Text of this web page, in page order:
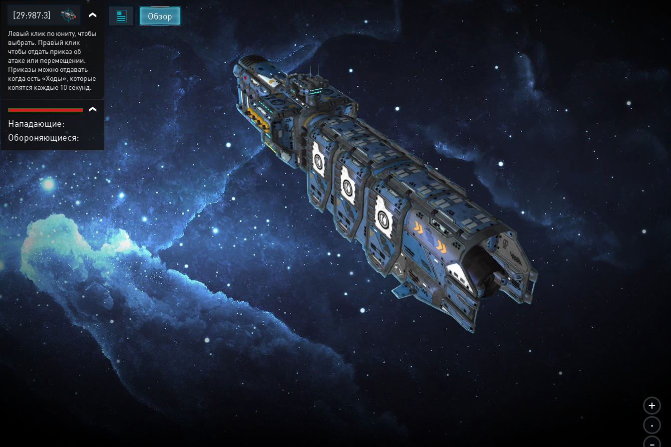
+
.
-
Обзор
[29:987:3]
Левый клик по юниту, чтобы
выбрать. Правый клик
чтобы отдать приказ об
атаке или перемещении.
Приказы можно отдавать
когда есть «Ходы», которые
копятся каждые 10 секунд.
Нападающие:
Обороняющиеся: